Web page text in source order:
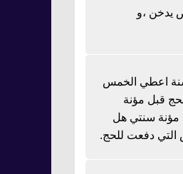
يدخن ،و
اعطي الخمس
قبل مؤنة
مؤنة سنتي هل
دفعت للحج.